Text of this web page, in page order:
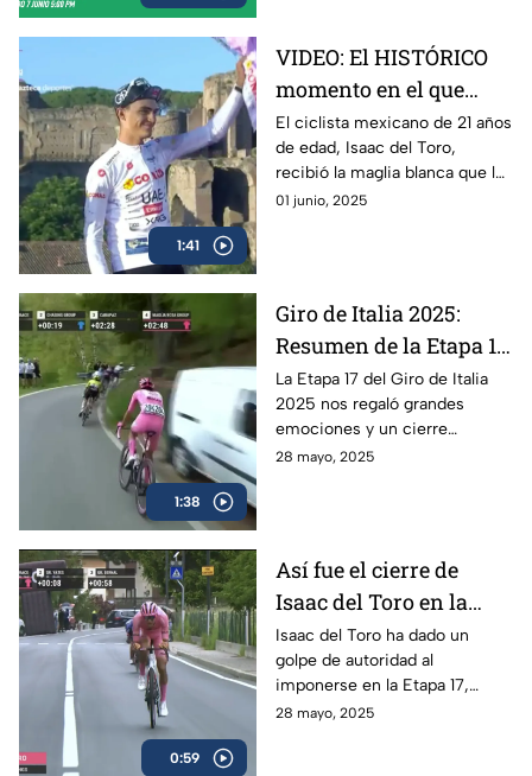
1:41
VIDEO: El HISTÓRICO
momento en el que
Isaac del Toro recibe la
Maglia Blanca en el
Giro de Italia 2025
El ciclista mexicano de 21 años
de edad, Isaac del Toro,
recibió la maglia blanca que lo
acredita como el mejor menor
01 junio, 2025
1:38
Giro de Italia 2025:
Resumen de la Etapa 17
y el triunfo de Isaac del
Toro
La Etapa 17 del Giro de Italia
2025 nos regaló grandes
emociones y un cierre
espectacular, en donde el líder
28 mayo, 2025
0:59
Así fue el cierre de
Isaac del Toro en la
Etapa 17 del Giro de
Italia
Isaac del Toro ha dado un
golpe de autoridad al
imponerse en la Etapa 17,
consolidándose como líder de
28 mayo, 2025